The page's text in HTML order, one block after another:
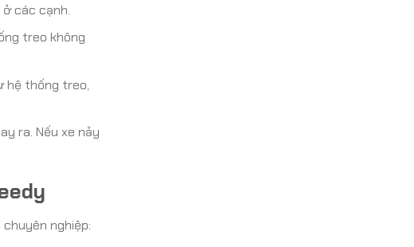
các cạnh.
treo không
hệ thống treo,
ra. Nếu xe nảy
nghiệp: